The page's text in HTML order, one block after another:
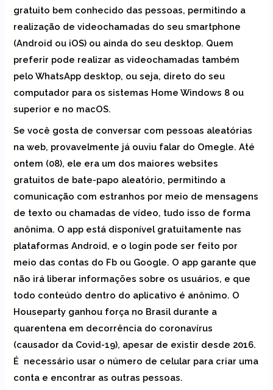
gratuito bem conhecido das pessoas, permitindo a
realização de videochamadas do seu smartphone
(Android ou iOS) ou ainda do seu desktop. Quem
preferir pode realizar as videochamadas também
pelo WhatsApp desktop, ou seja, direto do seu
computador para os sistemas Home Windows 8 ou
superior e no macOS.
Se você gosta de conversar com pessoas aleatórias
na web, provavelmente já ouviu falar do Omegle. Até
ontem (08), ele era um dos maiores websites
gratuitos de bate-papo aleatório, permitindo a
comunicação com estranhos por meio de mensagens
de texto ou chamadas de vídeo, tudo isso de forma
anônima. O app está disponível gratuitamente nas
plataformas Android, e o login pode ser feito por
meio das contas do Fb ou Google. O app garante que
não irá liberar informações sobre os usuários, e que
todo conteúdo dentro do aplicativo é anônimo. O
Houseparty ganhou força no Brasil durante a
quarentena em decorrência do coronavírus
(causador da Covid-19), apesar de existir desde 2016.
É necessário usar o número de celular para criar uma
conta e encontrar as outras pessoas.